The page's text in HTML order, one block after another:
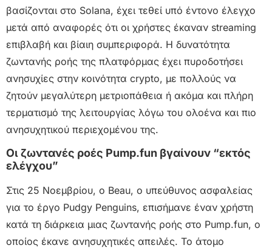
βασίζονται στο Solana, έχει τεθεί υπό έντονο έλεγχο
μετά από αναφορές ότι οι χρήστες έκαναν streaming
επιβλαβή και βίαιη συμπεριφορά. Η δυνατότητα
ζωντανής ροής της πλατφόρμας έχει πυροδοτήσει
ανησυχίες στην κοινότητα crypto, με πολλούς να
ζητούν μεγαλύτερη μετριοπάθεια ή ακόμα και πλήρη
τερματισμό της λειτουργίας λόγω του ολοένα και πιο
ανησυχητικού περιεχομένου της.
Οι ζωντανές ροές Pump.fun βγαίνουν “εκτός
ελέγχου”
Στις 25 Νοεμβρίου, ο Beau, ο υπεύθυνος ασφαλείας
για το έργο Pudgy Penguins, επισήμανε έναν χρήστη
κατά τη διάρκεια μιας ζωντανής ροής στο Pump.fun, ο
οποίος έκανε ανησυχητικές απειλές. Το άτομο